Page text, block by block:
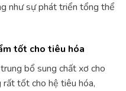
như sự phát triển tổng thể
tốt cho tiêu hóa
bổ sung chất xơ cho
tốt cho hệ tiêu hóa,